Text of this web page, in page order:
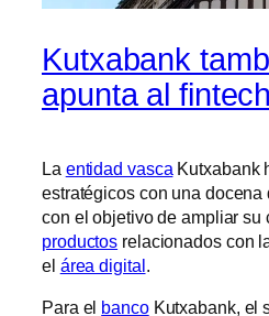
Kutxabank
apunta al fintech
La entidad vasca Kutxabank
estratégicos con una docena
con el objetivo de ampliar su
productos relacionados con
el área digital.
Para el bancoKutxabank, el